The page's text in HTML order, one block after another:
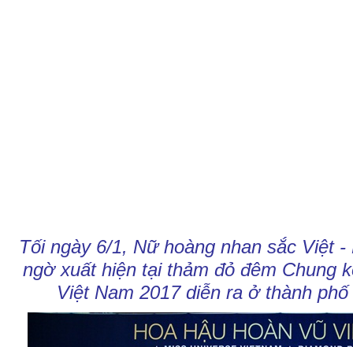
Tối ngày 6/1, Nữ hoàng nhan sắc Việt
ngờ xuất hiện tại thảm đỏ đêm Chung
Việt Nam 2017 diễn ra ở thành